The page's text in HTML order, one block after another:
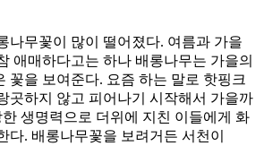
나무꽃이 많이 떨어졌다. 여름과 가을
애매하다고는 하나 배롱나무는 가을의
꽃을 보여준다. 요즘 하는 말로 핫핑크
곳하지 않고 피어나기 시작해서 가을까
생명력으로 더위에 지친 이들에게 화
다. 배롱나무꽃을 보려거든 서천이